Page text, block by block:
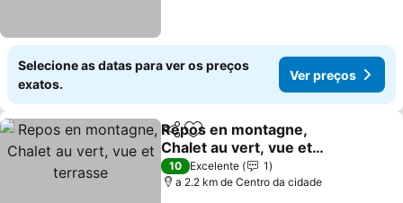
Selecione as datas para ver os preços
exatos.
Ver preços
PartilharAdicionar aos favoritos
Repos en montagne,
Chalet au vert, vue et
terrasse
10 Excelente
1
a 2.2 km de Centro da cidade